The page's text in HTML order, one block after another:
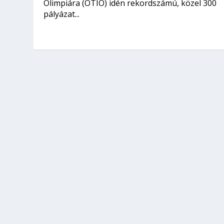
Olimpiára (OTIO) idén rekordszámú, közel 300
pályázat...